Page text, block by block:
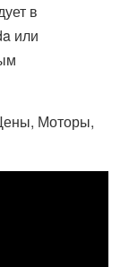
в
или
Моторы,